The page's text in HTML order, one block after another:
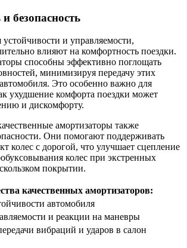
безопасность
и управляемости,
влияют на комфортность поездки.
способны эффективно поглощать
минимизируя передачу этих
Это особенно важно для
ухудшение комфорта поездки может
и дискомфорту.
амортизаторы также
Они помогают поддерживать
колес с дорогой, что улучшает сцепление
колес при экстренных
покрытии.
качественных амортизаторов:
автомобиля
и реакции на маневры
вибраций и ударов в салон